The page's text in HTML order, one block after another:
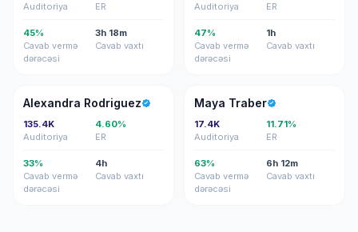
Auditoriya
ER
45%
Cavab vermə
dərəcəsi
3h 18m
Cavab vaxtı
Auditoriya
ER
47%
Cavab vermə
dərəcəsi
1h
Cavab vaxtı
AR
Alexandra Rodriguez
135.4K
Auditoriya
4.60%
ER
33%
Cavab vermə
dərəcəsi
4h
Cavab vaxtı
MT
Maya Traber
17.4K
Auditoriya
11.71%
ER
63%
Cavab vermə
dərəcəsi
6h 12m
Cavab vaxtı